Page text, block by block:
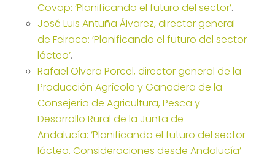
Covap: ‘Planificando el futuro del sector’.
José Luis Antuña Álvarez, director general
de Feiraco: ‘Planificando el futuro del sector
lácteo’.
Rafael Olvera Porcel, director general de la
Producción Agrícola y Ganadera de la
Consejería de Agricultura, Pesca y
Desarrollo Rural de la Junta de
Andalucía: ‘Planificando el futuro del sector
lácteo. Consideraciones desde Andalucía’